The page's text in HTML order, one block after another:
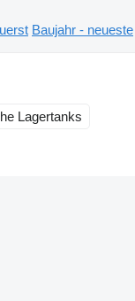
Baujahr - neueste
Lagertanks